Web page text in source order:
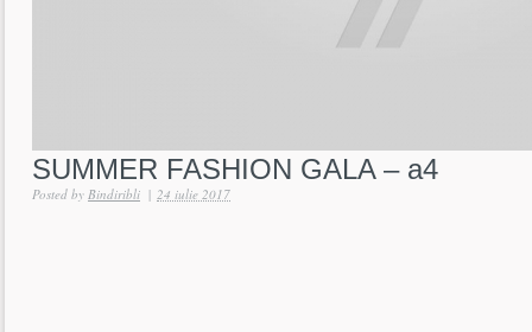
SUMMER FASHION GALA – a4
Posted by Bindiribli | 24 iulie 2017